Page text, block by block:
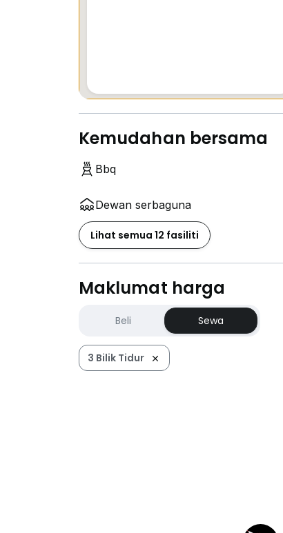
Kemudahan bersama
Bbq
Dewan serbaguna
Lihat semua 12 fasiliti
Maklumat harga
Beli Sewa
3 Bilik Tidur